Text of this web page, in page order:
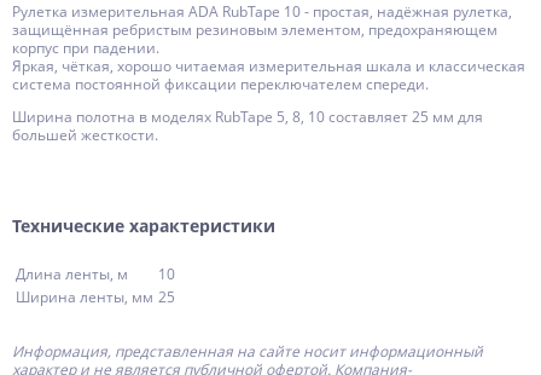
Рулетка измерительная ADA RubTape 10 - простая, надёжная рулетка,
защищённая ребристым резиновым элементом, предохраняющем
корпус при падении.
Яркая, чёткая, хорошо читаемая измерительная шкала и классическая
система постоянной фиксации переключателем спереди.
Ширина полотна в моделях RubTape 5, 8, 10 составляет 25 мм для
большей жесткости.
Технические характеристики
Длина ленты, м
10
Ширина ленты, мм 25
Информация, представленная на сайте носит информационный
характер и не является публичной офертой. Компания-